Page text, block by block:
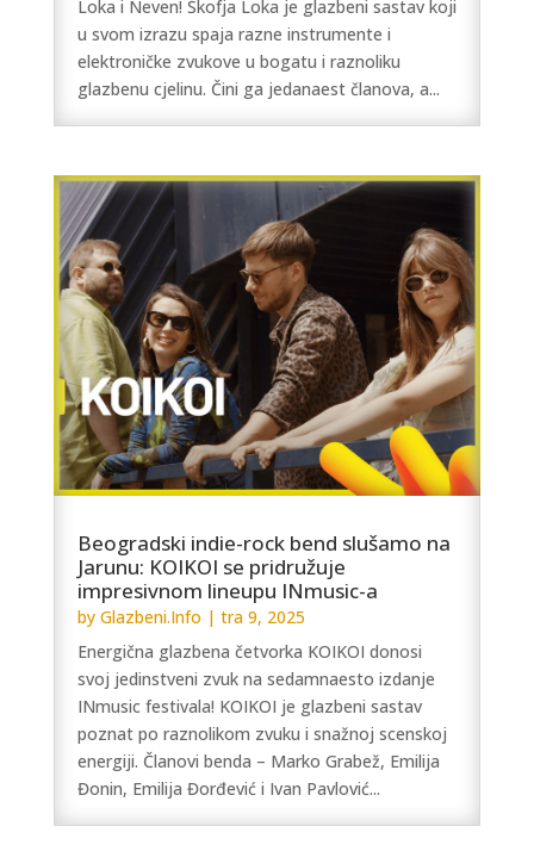
Loka i Neven! Škofja Loka je glazbeni sastav koji
u svom izrazu spaja razne instrumente i
elektroničke zvukove u bogatu i raznoliku
glazbenu cjelinu. Čini ga jedanaest članova, a...
Beogradski indie-rock bend slušamo na
Jarunu: KOIKOI se pridružuje
impresivnom lineupu INmusic-a
by Glazbeni.Info | tra 9, 2025
Energična glazbena četvorka KOIKOI donosi
svoj jedinstveni zvuk na sedamnaesto izdanje
INmusic festivala! KOIKOI je glazbeni sastav
poznat po raznolikom zvuku i snažnoj scenskoj
energiji. Članovi benda – Marko Grabež, Emilija
Đonin, Emilija Đorđević i Ivan Pavlović...